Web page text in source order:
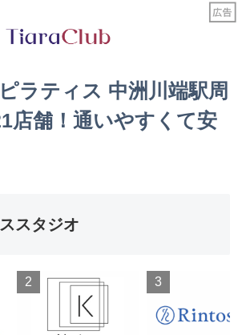
ラティス 中洲川端駅周
店舗！通いやすくて安
スタジオ
2 3